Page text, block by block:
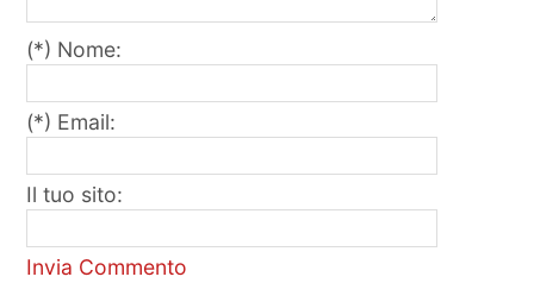
(*) Nome:
(*) Email:
Il tuo sito:
Invia Commento